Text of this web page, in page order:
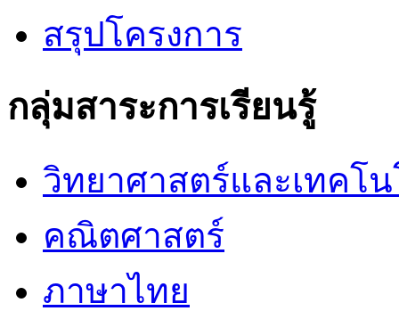
สรุปโครงการ
กลุ่มสาระการเรียนรู้
วิทยาศาสตร์และเทคโ
คณิตศาสตร์
ภาษาไทย